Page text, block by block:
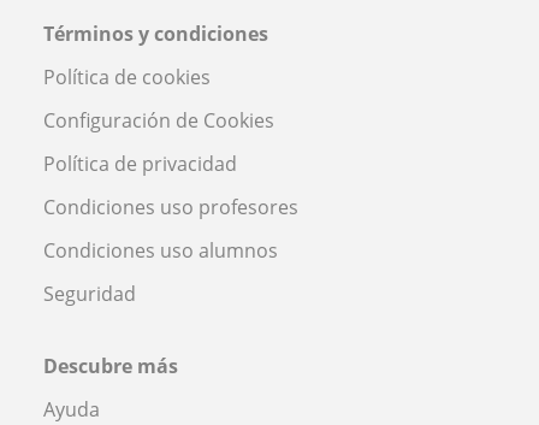
Términos y condiciones
Política de cookies
Configuración de Cookies
Política de privacidad
Condiciones uso profesores
Condiciones uso alumnos
Seguridad
Descubre más
Ayuda